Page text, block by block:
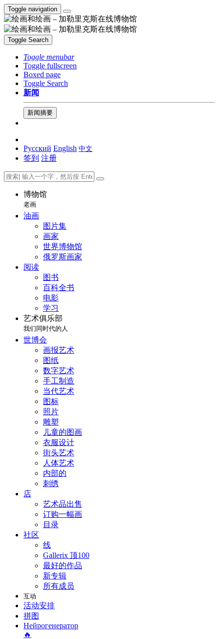
Toggle navigation
Toggle Search
Toggle menubar
Toggle fullscreen
Boxed page
Toggle Search
新闻
新闻摘要
Русский English 中文
签到 注册
博物馆
老画
油画
图片集
画家
世界博物馆
俄罗斯画家
阅读
图书
百科全书
电影
学习
艺术俱乐部
我们同时代的人
世博会
画报艺术
图纸
数字艺术
手工制造
当代艺术
图标
照片
雕塑
儿童的图画
衣服设计
街头艺术
人体艺术
内部的
刺绣
店
艺术品出售
订购一幅画
目录
社区
线
Gallerix 顶100
最好的作品
新专辑
所有成员
互动
活动安排
拼图
Нейрогенератор
🔥